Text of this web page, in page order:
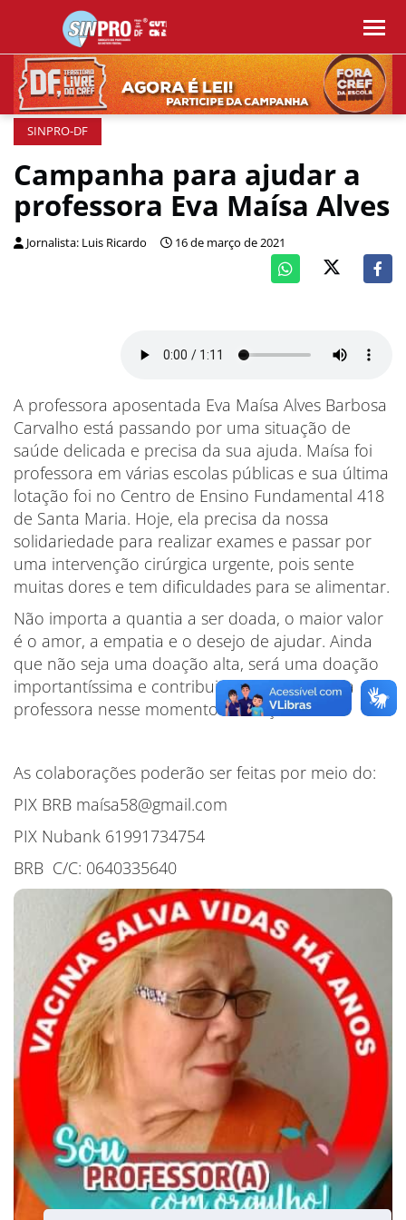
SINPRO-DF
Campanha para ajudar a
professora Eva Maísa Alves
Jornalista: Luis Ricardo 16 de março de 2021
A professora aposentada Eva Maísa Alves Barbosa
Carvalho está passando por uma situação de
saúde delicada e precisa da sua ajuda. Maísa foi
professora em várias escolas públicas e sua última
lotação foi no Centro de Ensino Fundamental 418
de Santa Maria. Hoje, ela precisa da nossa
solidariedade para realizar exames e passar por
uma intervenção cirúrgica urgente, pois sente
muitas dores e tem dificuldades para se alimentar.
Não importa a quantia a ser doada, o maior valor
é o amor, a empatia e o desejo de ajudar. Ainda
que não seja uma doação alta, será uma doação
importantíssima e contribuirá para socorrer a
professora nesse momento de aflição.
As colaborações poderão ser feitas por meio do:
PIX BRB maísa58@gmail.com
PIX Nubank 61991734754
BRB C/C: 0640335640